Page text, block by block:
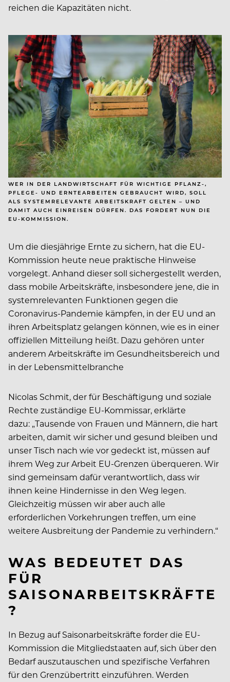
reichen die Kapazitäten nicht.
WER IN DER LANDWIRTSCHAFT FÜR WICHTIGE PFLANZ-,
PFLEGE- UND ERNTEARBEITEN GEBRAUCHT WIRD, SOLL
ALS SYSTEMRELEVANTE ARBEITSKRAFT GELTEN – UND
DAMIT AUCH EINREISEN DÜRFEN. DAS FORDERT NUN DIE
EU-KOMMISSION.
Um die diesjährige Ernte zu sichern, hat die EU-
Kommission heute neue praktische Hinweise
vorgelegt. Anhand dieser soll sichergestellt werden,
dass mobile Arbeitskräfte, insbesondere jene, die in
systemrelevanten Funktionen gegen die
Coronavirus-Pandemie kämpfen, in der EU und an
ihren Arbeitsplatz gelangen können, wie es in einer
offiziellen Mitteilung heißt. Dazu gehören unter
anderem Arbeitskräfte im Gesundheitsbereich und
in der Lebensmittelbranche
Nicolas Schmit, der für Beschäftigung und soziale
Rechte zuständige EU-Kommissar, erklärte
dazu: „Tausende von Frauen und Männern, die hart
arbeiten, damit wir sicher und gesund bleiben und
unser Tisch nach wie vor gedeckt ist, müssen auf
ihrem Weg zur Arbeit EU-Grenzen überqueren. Wir
sind gemeinsam dafür verantwortlich, dass wir
ihnen keine Hindernisse in den Weg legen.
Gleichzeitig müssen wir aber auch alle
erforderlichen Vorkehrungen treffen, um eine
weitere Ausbreitung der Pandemie zu verhindern.“
WAS BEDEUTET DAS
FÜR
SAISONARBEITSKRÄFTE
?
In Bezug auf Saisonarbeitskräfte forder die EU-
Kommission die Mitgliedstaaten auf, sich über den
Bedarf auszutauschen und spezifische Verfahren
für den Grenzübertritt einzuführen. Werden